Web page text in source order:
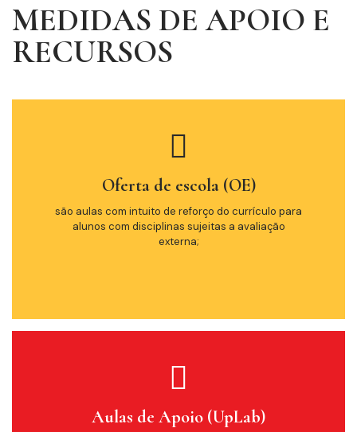
MEDIDAS DE APOIO E
RECURSOS
Oferta de escola (OE)
são aulas com intuito de reforço do currículo para
alunos com disciplinas sujeitas a avaliação
externa;
Aulas de Apoio (UpLab)